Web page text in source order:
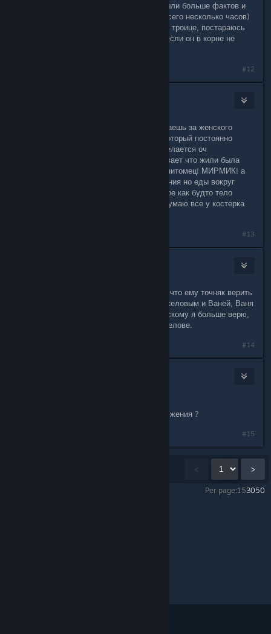
З.Ы.: Прошу не пинать, если вы нашли больше фактов и
знаете на 100% решение. Я играю всего несколько часов)
Если найду что-нибудь еще об этой троице, постараюсь
указать тут. Или удалю свой пост, если он в корне не
#12
вставля свои пять копеек. когда играешь за женского
перса то в отрадном тот охранник который постоянно
бурчит на мужика сразу плывет и делается оч
разговорчивым так вот он рассказывает что жили была
бабка на бензоколонке и был у нее питомец! МИРМИК! а
потом нашли ее мертвую от истощения но еды вокруг
много валялось.и что самое странное как будто тело
двигалось после смерти. поэтому думаю все у костерка
#13
Я решил так, проводник чурбан, так что ему точняк верить
нельзя, остается выбор между Маркеловым и Ваней, Ваня
- видно по фотке Хабенский, Хабенскому я больше верю,
поэтому червь в проводнике и Маркелове.
#14
п.с тоже интересно будет ли продолжения ?
#15
< >
Per page:153050